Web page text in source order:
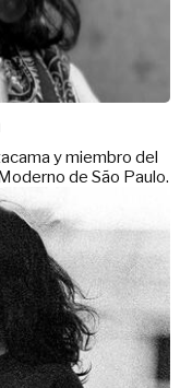
y miembro del
de São Paulo.